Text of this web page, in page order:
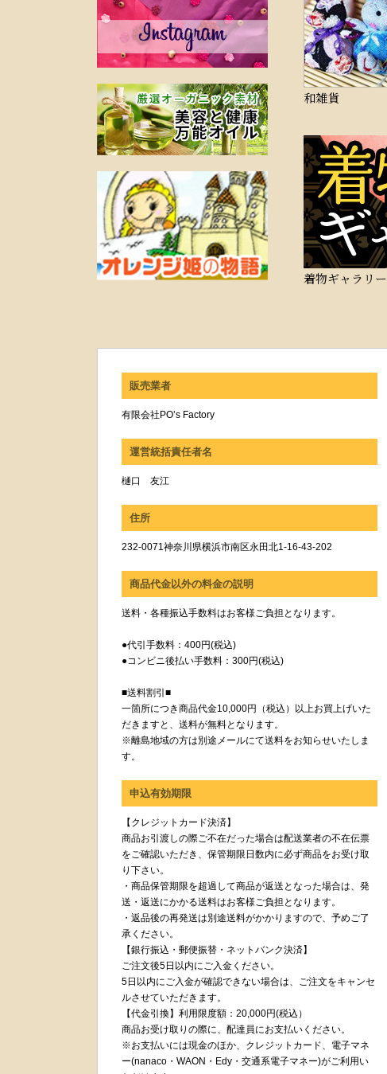
和雑貨
着物ギャラリー
販売業者
有限会社PO’s Factory
運営統括責任者名
樋口 友江
住所
232-0071神奈川県横浜市南区永田北1-16-43-202
商品代金以外の料金の説明
送料・各種振込手数料はお客様ご負担となります。
●代引手数料：400円(税込)
●コンビニ後払い手数料：300円(税込)
■送料割引■
一箇所につき商品代金10,000円（税込）以上お買上げいた
だきますと、送料が無料となります。
※離島地域の方は別途メールにて送料をお知らせいたしま
す。
申込有効期限
【クレジットカード決済】
商品お引渡しの際ご不在だった場合は配送業者の不在伝票
をご確認いただき、保管期限日数内に必ず商品をお受け取
り下さい。
・商品保管期限を超過して商品が返送となった場合は、発
送・返送にかかる送料はお客様ご負担となります。
・返品後の再発送は別途送料がかかりますので、予めご了
承ください。
【銀行振込・郵便振替・ネットバンク決済】
ご注文後5日以内にご入金ください。
5日以内にご入金が確認できない場合は、ご注文をキャンセ
ルさせていただきます。
【代金引換】利用限度額：20,000円(税込）
商品お受け取りの際に、配達員にお支払いください。
※お支払いには現金のほか、クレジットカード、電子マネ
ー(nanaco・WAON・Edy・交通系電子マネー)がご利用い